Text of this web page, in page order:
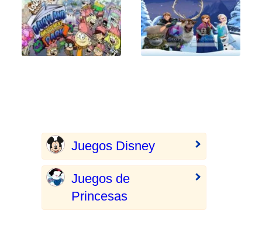
Juegos Disney
Juegos de
Princesas